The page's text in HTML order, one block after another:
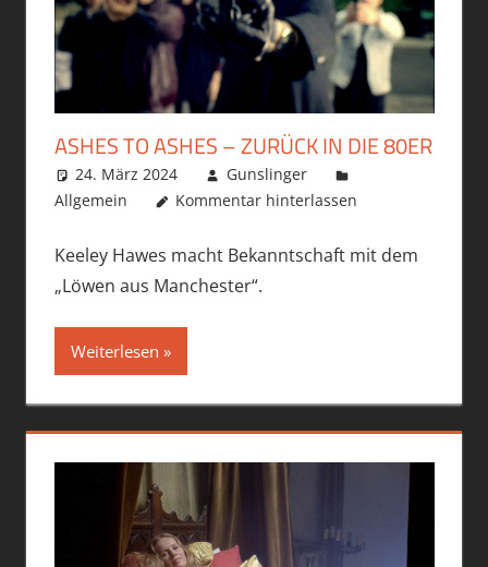
ASHES TO ASHES – ZURÜCK IN DIE 80ER
24. März 2024
Gunslinger
Allgemein
Kommentar hinterlassen
Keeley Hawes macht Bekanntschaft mit dem
„Löwen aus Manchester“.
Weiterlesen